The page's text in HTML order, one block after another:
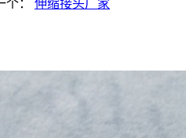
个： 伸缩接头厂家